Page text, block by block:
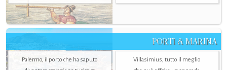
PORTI & MARINA
Palermo, il porto che ha saputo
Villasimius, tutto il meglio